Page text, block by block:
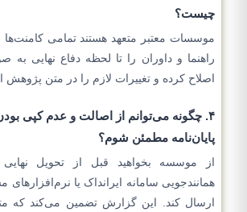
چیست؟
موسسات معتبر متعهد هستند تمامی کامنت‌ها
راهنما و داوران را تا لحظه دفاع نهایی به
اصلاح کرده و تغییرات لازم را در متن پژوهش
۴. چگونه می‌توانم از اصالت و عدم کپی
پایان‌نامه مطمئن شوم؟
از موسسه بخواهید قبل از تحویل
همانندجویی سامانه ایرانداک یا نرم‌افزارهای
ارسال کند. این گزارش تضمین می‌کند که متن